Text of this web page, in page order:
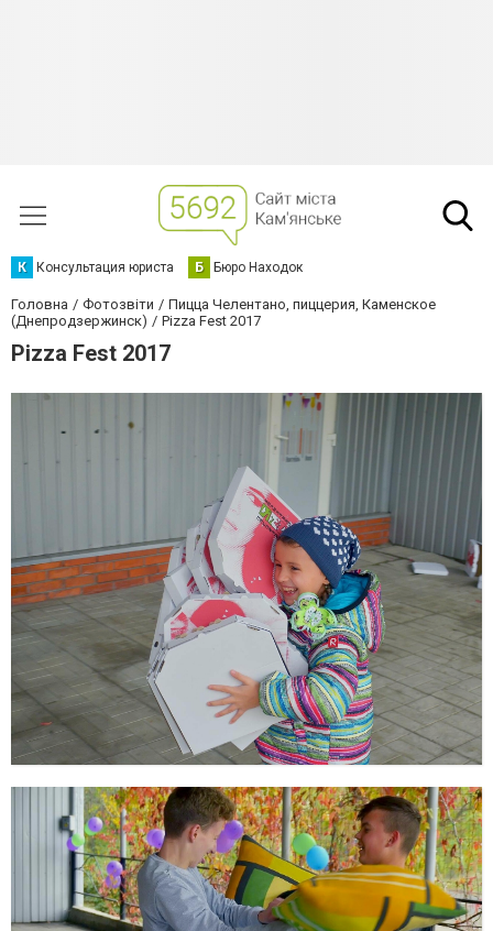
К Консультация юриста Б Бюро Находок
Головна Фотозвіти
Пицца Челентано, пиццерия, Каменское
(Днепродзержинск)
Pizza Fest 2017
Pizza Fest 2017